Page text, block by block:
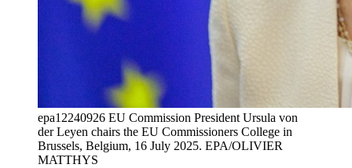
epa12240926 EU Commission President Ursula von
der Leyen chairs the EU Commissioners College in
Brussels, Belgium, 16 July 2025. EPA/OLIVIER
MATTHYS